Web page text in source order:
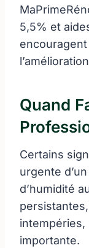
5,5% et
Quand
Certains
urgente
d’humidité
importante.